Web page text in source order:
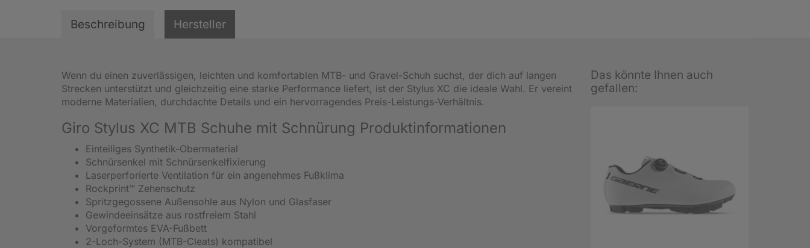
Beschreibung Hersteller
Wenn du einen zuverlässigen, leichten und komfortablen MTB- und Gravel-Schuh suchst, der dich auf langen
Strecken unterstützt und gleichzeitig eine starke Performance liefert, ist der Stylus XC die ideale Wahl. Er vereint
moderne Materialien, durchdachte Details und ein hervorragendes Preis-Leistungs-Verhältnis.
Giro Stylus XC MTB Schuhe mit Schnürung Produktinformationen
Einteiliges Synthetik-Obermaterial
Schnürsenkel mit Schnürsenkelfixierung
Laserperforierte Ventilation für ein angenehmes Fußklima
Rockprint™ Zehenschutz
Spritzgegossene Außensohle aus Nylon und Glasfaser
Gewindeeinsätze aus rostfreiem Stahl
Vorgeformtes EVA-Fußbett
2-Loch-System (MTB-Cleats) kompatibel
Das könnte Ihnen auch
gefallen: